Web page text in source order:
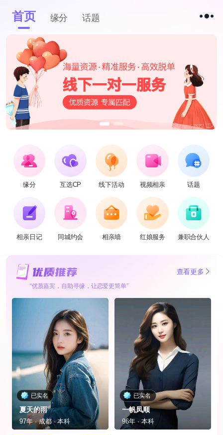
首页 缘分 话题
缘分 互选CP 线下活动 视频相亲 话题
相亲日记 同城约会 相亲墙 红娘服务 兼职合伙人
查看更多
“优质嘉宾，自助寻缘，让恋爱更简单”
已实名
夏天的雨
97年 · 成都 · 本科
已实名
一帆凤顺
96年 · 本科